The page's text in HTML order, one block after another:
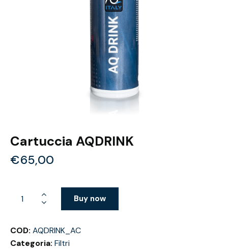
Cartuccia AQDRINK
€65,00
Buy now
COD: AQDRINK_AC
Categoria: Filtri